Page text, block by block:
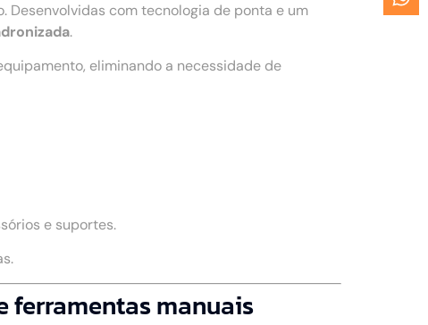
Desenvolvidas com tecnologia de ponta e um
.
eliminando a necessidade de
e suportes.
ferramentas manuais